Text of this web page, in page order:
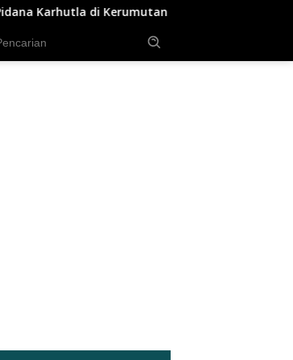
Polsek Sungai Sembilan Ungkap Kasus